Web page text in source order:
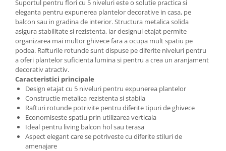
Suportul pentru flori cu 5 niveluri este o solutie practica si
eleganta pentru expunerea plantelor decorative in casa, pe
balcon sau in gradina de interior. Structura metalica solida
asigura stabilitate si rezistenta, iar designul etajat permite
organizarea mai multor ghivece fara a ocupa mult spatiu pe
podea. Rafturile rotunde sunt dispuse pe diferite niveluri pentru
a oferi plantelor suficienta lumina si pentru a crea un aranjament
decorativ atractiv.
Caracteristici principale
Design etajat cu 5 niveluri pentru expunerea plantelor
Constructie metalica rezistenta si stabila
Rafturi rotunde potrivite pentru diferite tipuri de ghivece
Economiseste spatiu prin utilizarea verticala
Ideal pentru living balcon hol sau terasa
Aspect elegant care se potriveste cu diferite stiluri de
amenajare